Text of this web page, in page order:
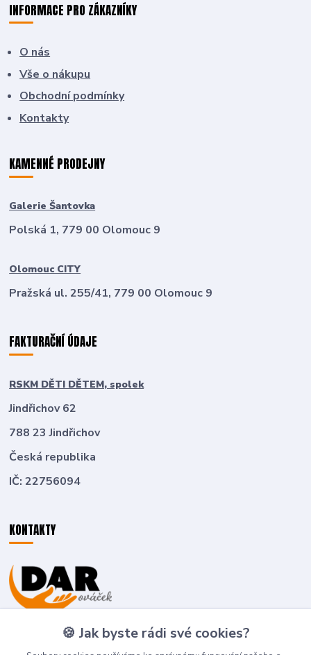
INFORMACE PRO ZÁKAZNÍKY
O nás
Vše o nákupu
Obchodní podmínky
Kontakty
KAMENNÉ PRODEJNY
Galerie Šantovka
Polská 1, 779 00 Olomouc 9
Olomouc CITY
Pražská ul. 255/41, 779 00 Olomouc 9
FAKTURAČNÍ ÚDAJE
RSKM DĚTI DĚTEM, spolek
Jindřichov 62
788 23 Jindřichov
Česká republika
IČ: 22756094
KONTAKTY
+420 774 636 266🍪 Jak byste rádi své cookies?